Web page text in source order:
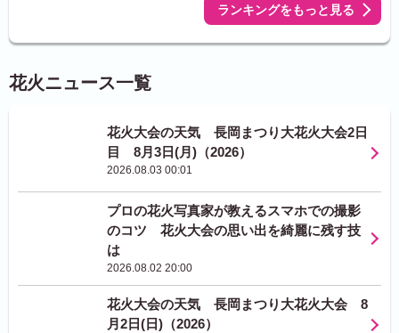
ランキングをもっと見る
花火ニュース一覧
花火大会の天気 長岡まつり大花火大会2日
目 8月3日(月)（2026）
2026.08.03 00:01
プロの花火写真家が教えるスマホでの撮影
のコツ 花火大会の思い出を綺麗に残す技
は
2026.08.02 20:00
花火大会の天気 長岡まつり大花火大会 8
月2日(日)（2026）